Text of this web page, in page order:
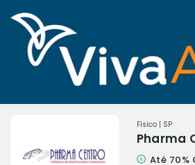
Físico | SP
Pharma
Até 70%